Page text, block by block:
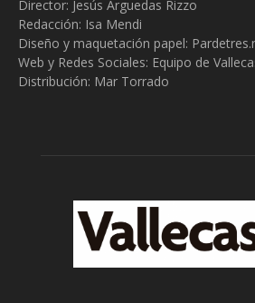
Director: Jesús Arguedas Rizzo
Redacción: Isa Mendi
Diseño y maquetación papel:
Web y Redes Sociales: Equipo de
Distribución: Mar Torrado